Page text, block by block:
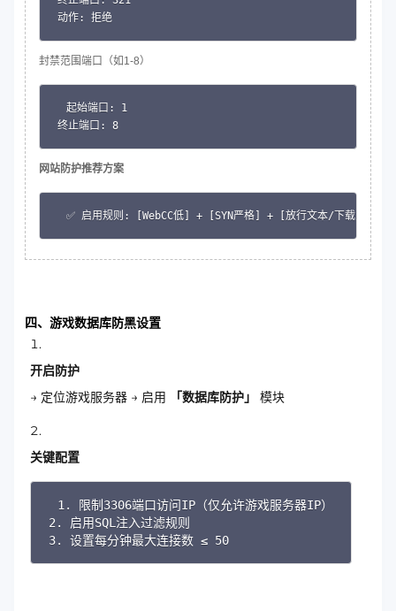
动作: 拒绝
封禁范围端口（如1-8）
起始端口: 1
终止端口: 8
网站防护推荐方案
✅ 启用规则: [WebCC低] + [SYN严格] + [放行文本/下载/蜘蛛]
Copy
四、游戏数据库防黑设置
开启防护
→ 定位游戏服务器 → 启用
「数据库防护」 模块
关键配置
1. 限制3306端口访问IP（仅允许游戏服务器IP）
2. 启用SQL注入过滤规则
3. 设置每分钟最大连接数 ≤ 50
Copy